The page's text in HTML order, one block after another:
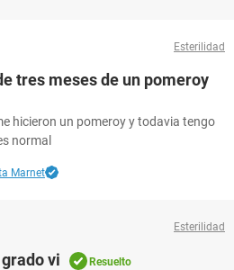
Esterilidad
tres meses de un pomeroy
hicieron un pomeroy y todavia tengo
normal
Marnet
Esterilidad
vi Resuelto